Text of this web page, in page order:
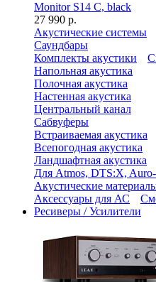
Monitor S14 C, black
27 990 р.
Акустические системы
Саундбары
Комплекты акустики
Напольная акустика
Полочная акустика
Настенная акустика
Центральный канал
Сабвуферы
Встраиваемая акустика
Всепогодная акустика
Ландшафтная акустика
Для Atmos, DTS:X,
Акустические
Аксессуары для АС
Ресиверы / Усилители